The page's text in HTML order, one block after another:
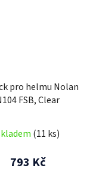
pro helmu Nolan
FSB, Clear
(11 ks)
793 Kč